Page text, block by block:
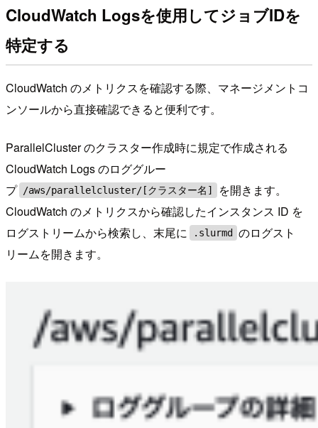
CloudWatch Logsを使用してジョブIDを
特定する
CloudWatch のメトリクスを確認する際、マネージメントコ
ンソールから直接確認できると便利です。
ParallelCluster のクラスター作成時に規定で作成される
CloudWatch Logs のロググルー
プ
/aws/parallelcluster/[クラスター名]
を開きます。
CloudWatch のメトリクスから確認したインスタンス ID を
ログストリームから検索し、末尾に
.slurmd
のログスト
リームを開きます。